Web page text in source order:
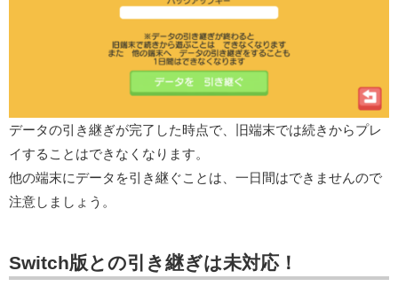
データの引き継ぎが完了した時点で、旧端末では続きからプレ
イすることはできなくなります。
他の端末にデータを引き継ぐことは、一日間はできませんので
注意しましょう。
Switch版との引き継ぎは未対応！